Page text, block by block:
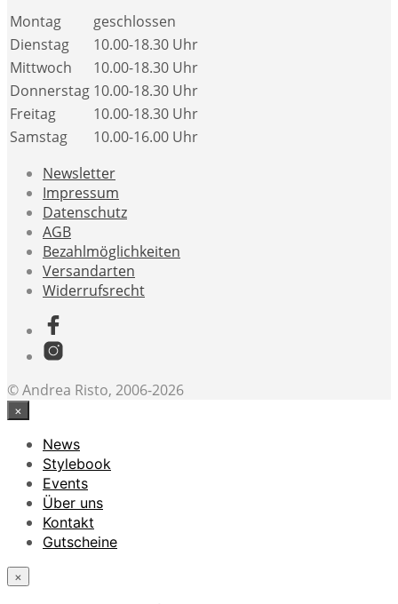
Montag
geschlossen
Dienstag
10.00-18.30 Uhr
Mittwoch
10.00-18.30 Uhr
Donnerstag 10.00-18.30 Uhr
Freitag
10.00-18.30 Uhr
Samstag
10.00-16.00 Uhr
Newsletter
Impressum
Datenschutz
AGB
Bezahlmöglichkeiten
Versandarten
Widerrufsrecht
© Andrea Risto, 2006-2026
×
News
Stylebook
Events
Über uns
Kontakt
Gutscheine
×